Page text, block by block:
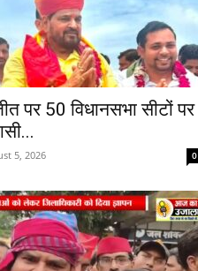
पर 50 विधानसभा सीटों पर
5, 2026 0